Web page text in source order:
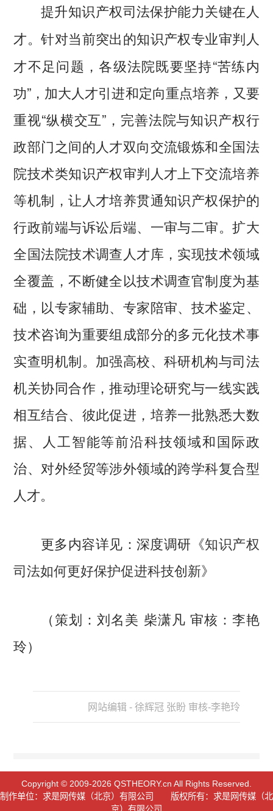
提升知识产权司法保护能力关键在人
才。针对当前突出的知识产权专业审判人
才不足问题，各级法院既要坚持“苦练内
功”，加大人才引进和定向重点培养，又要
重视“纵横交互”，完善法院与知识产权行
政部门之间的人才双向交流锻炼和全国法
院技术类知识产权审判人才上下交流培养
等机制，让人才培养贯通知识产权保护的
行政前端与诉讼后端、一审与二审。扩大
全国法院技术调查人才库，实现技术领域
全覆盖，不断健全以技术调查官制度为基
础，以专家辅助、专家陪审、技术鉴定、
技术咨询为重要组成部分的多元化技术事
实查明机制。加强高校、科研机构与司法
机关协同合作，推动理论研究与一线实践
相互结合、彼此促进，培养一批熟悉大数
据、人工智能等前沿科技领域和国际政
治、对外经贸等涉外领域的跨学科复合型
人才。
更多内容详见：深度调研《知识产权
司法如何更好保护促进科技创新》
（策划：刘名美 柴潇凡 审核：李艳
玲）
网站编辑 - 徐辉冠 张盼 审核-李艳玲
Copyright © 2009-2026 QSTHEORY.cn All Rights Reserved.
制作单位：求是网传媒（北京）有限公司 版权所有：求是网传媒（北